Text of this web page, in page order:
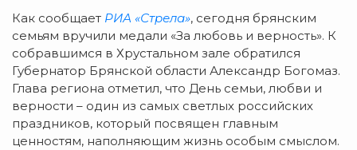
Как сообщает РИА «Стрела», сегодня брянским
семьям вручили медали «За любовь и верность». К
собравшимся в Хрустальном зале обратился
Губернатор Брянской области Александр Богомаз.
Глава региона отметил, что День семьи, любви и
верности – один из самых светлых российских
праздников, который посвящен главным
ценностям, наполняющим жизнь особым смыслом.